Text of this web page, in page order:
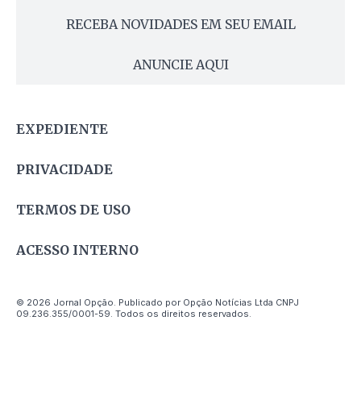
RECEBA NOVIDADES EM SEU EMAIL
ANUNCIE AQUI
EXPEDIENTE
PRIVACIDADE
TERMOS DE USO
ACESSO INTERNO
© 2026 Jornal Opção. Publicado por Opção Notícias Ltda CNPJ
09.236.355/0001-59. Todos os direitos reservados.